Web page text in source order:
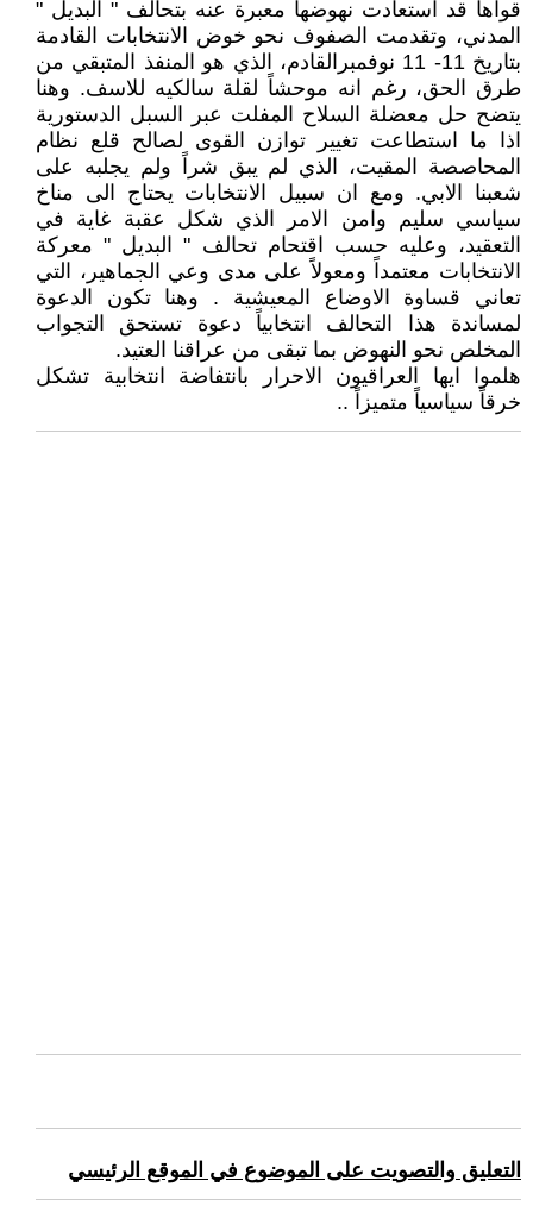
قواها قد استعادت نهوضها معبرة عنه بتحالف " البديل "
المدني، وتقدمت الصفوف نحو خوض الانتخابات القادمة
بتاريخ 11- 11 نوفمبرالقادم، الذي هو المنفذ المتبقي من
طرق الحق، رغم انه موحشاً لقلة سالكيه للاسف. وهنا
يتضح حل معضلة السلاح المفلت عبر السبل الدستورية
اذا ما استطاعت تغيير توازن القوى لصالح قلع نظام
المحاصصة المقيت، الذي لم يبق شراً ولم يجلبه على
شعبنا الابي. ومع ان سبيل الانتخابات يحتاج الى مناخ
سياسي سليم وامن الامر الذي شكل عقبة غاية في
التعقيد، وعليه حسب اقتحام تحالف " البديل " معركة
الانتخابات معتمداً ومعولاً على مدى وعي الجماهير، التي
تعاني قساوة الاوضاع المعيشية . وهنا تكون الدعوة
لمساندة هذا التحالف انتخابياً دعوة تستحق التجواب
المخلص نحو النهوض بما تبقى من عراقنا العتيد.
هلموا ايها العراقيون الاحرار بانتفاضة انتخابية تشكل
خرقاً سياسياً متميزاً ..
التعليق والتصويت على الموضوع في الموقع الرئيسي